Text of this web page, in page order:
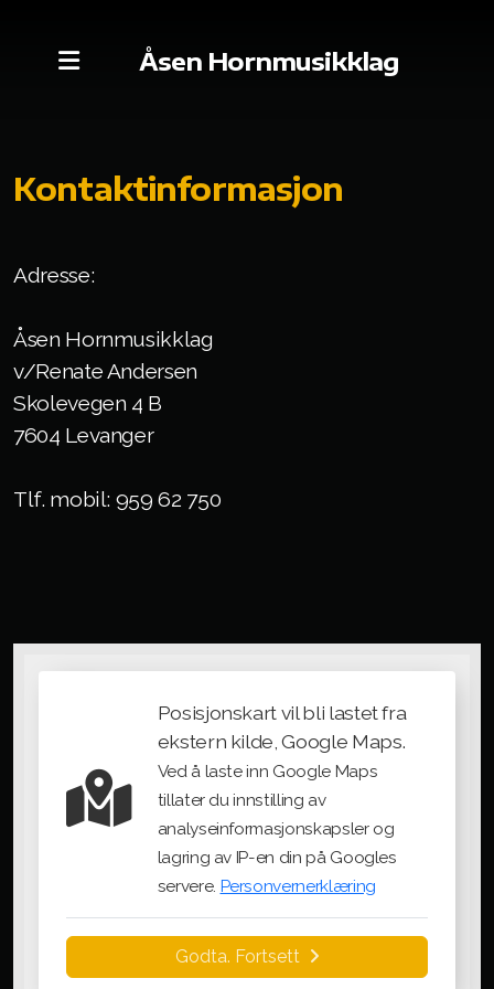
Åsen Hornmusikklag
Kontaktinformasjon
Adresse:
Åsen Hornmusikklag
v/Renate Andersen
Skolevegen 4 B
7604 Levanger
Tlf. mobil: 959 62 750
Posisjonskart vil bli lastet fra
ekstern kilde, Google Maps.
Ved å laste inn Google Maps
tillater du innstilling av
analyseinformasjonskapsler og
lagring av IP-en din på Googles
servere. Personvernerklæring
Godta. Fortsett
Kontakt oss
Medlemmer